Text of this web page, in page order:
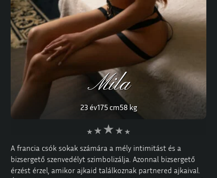
Mila
23 év175 cm58 kg
A francia csók sokak számára a mély intimitást és a
bizsergető szenvedélyt szimbolizálja. Azonnal bizsergető
érzést érzel, amikor ajkaid találkoznak partnered ajkaival.